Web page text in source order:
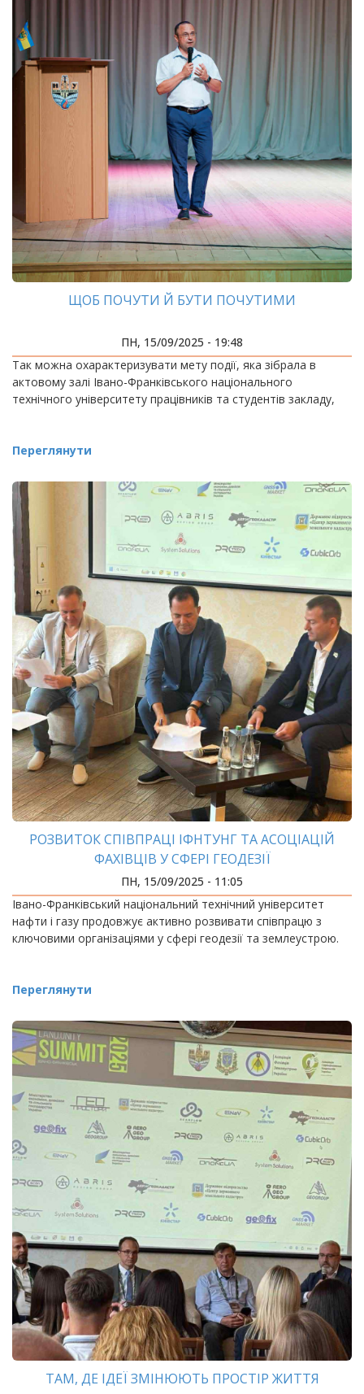
ЩОБ ПОЧУТИ Й БУТИ ПОЧУТИМИ
ПН, 15/09/2025 - 19:48
Так можна охарактеризувати мету події, яка зібрала в
актовому залі Івано-Франківського національного
технічного університету працівників та студентів закладу,
Переглянути
РОЗВИТОК СПІВПРАЦІ ІФНТУНГ ТА АСОЦІАЦІЙ
ФАХІВЦІВ У СФЕРІ ГЕОДЕЗІЇ
ПН, 15/09/2025 - 11:05
Івано-Франківський національний технічний університет
нафти і газу продовжує активно розвивати співпрацю з
ключовими організаціями у сфері геодезії та землеустрою.
Переглянути
ТАМ, ДЕ ІДЕЇ ЗМІНЮЮТЬ ПРОСТІР ЖИТТЯ